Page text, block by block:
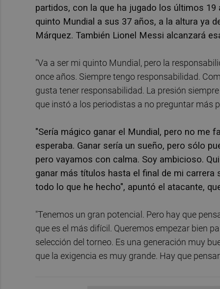
partidos, con la que ha jugado los últimos
quinto Mundial a sus 37 años, a la altura ya
Márquez. También Lionel Messi alcanzará
"Va a ser mi quinto Mundial, pero la
once años. Siempre tengo responsabilidad.
gusta tener responsabilidad. La presión
que instó a los periodistas a no preguntar más
"Sería mágico ganar el Mundial, pero no me
esperaba. Ganar sería un sueño, pero sólo
pero vayamos con calma. Soy ambicioso.
ganar más títulos hasta el final de mi
todo lo que he hecho", apuntó el atacante,
"Tenemos un gran potencial. Pero hay que
que es el más difícil. Queremos empezar bien
selección del torneo. Es una generación muy
que la exigencia es muy grande. Hay que